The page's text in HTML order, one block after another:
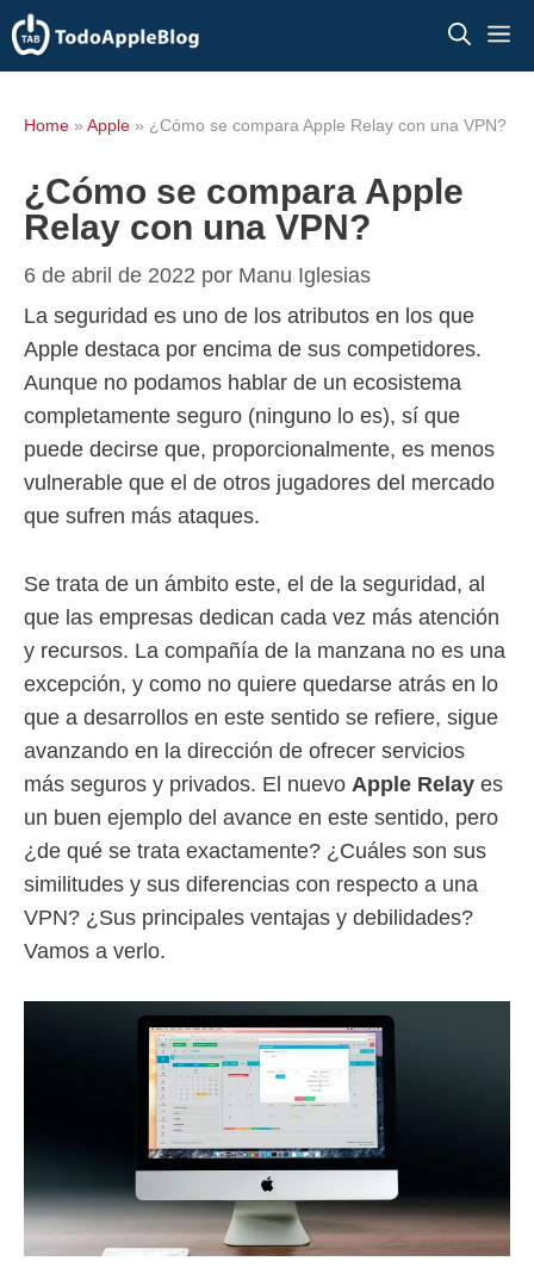
Saltar
al
Home » Apple » ¿Cómo se compara Apple Relay con una VPN?
¿Cómo se compara Apple
Relay con una VPN?
6 de abril de 2022 por Manu Iglesias
La seguridad es uno de los atributos en los que
Apple destaca por encima de sus competidores.
Aunque no podamos hablar de un ecosistema
completamente seguro (ninguno lo es), sí que
puede decirse que, proporcionalmente, es menos
vulnerable que el de otros jugadores del mercado
que sufren más ataques.
Se trata de un ámbito este, el de la seguridad, al
que las empresas dedican cada vez más atención
y recursos. La compañía de la manzana no es una
excepción, y como no quiere quedarse atrás en lo
que a desarrollos en este sentido se refiere, sigue
avanzando en la dirección de ofrecer servicios
más seguros y privados. El nuevo Apple Relay es
un buen ejemplo del avance en este sentido, pero
¿de qué se trata exactamente? ¿Cuáles son sus
similitudes y sus diferencias con respecto a una
VPN? ¿Sus principales ventajas y debilidades?
Vamos a verlo.